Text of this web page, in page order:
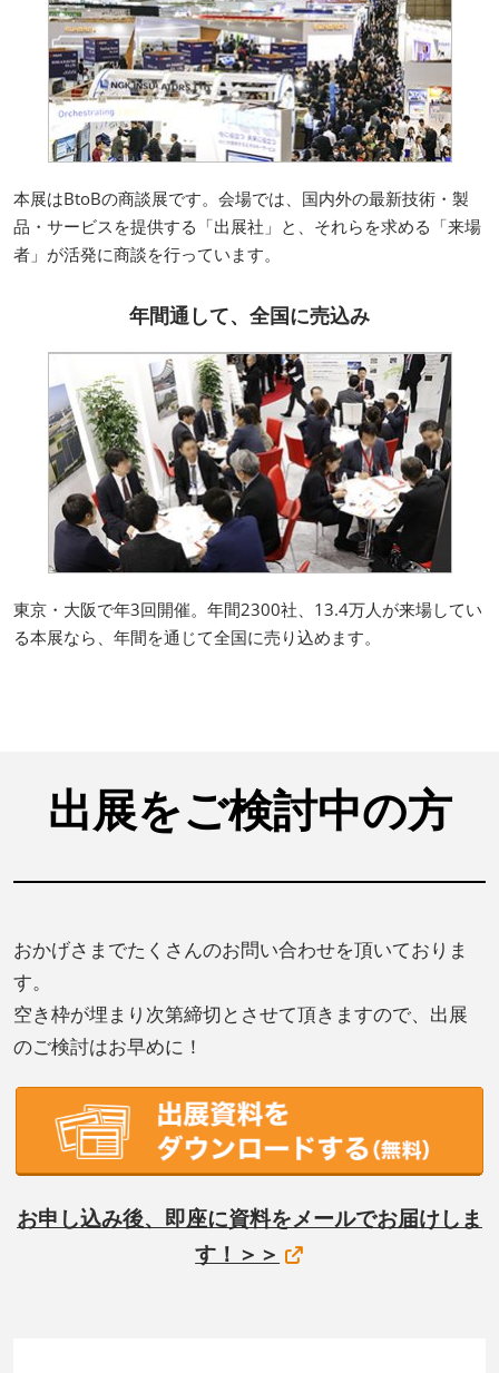
本展はBtoBの商談展です。会場では、国内外の最新技術・製
品・サービスを提供する「出展社」と、それらを求める「来場
者」が活発に商談を行っています。
年間通して、全国に売込み
東京・大阪で年3回開催。年間2300社、13.4万人が来場してい
る本展なら、年間を通じて全国に売り込めます。
出展をご検討中の方
おかげさまでたくさんのお問い合わせを頂いておりま
す。
空き枠が埋まり次第締切とさせて頂きますので、出展
のご検討はお早めに！
お申し込み後、即座に資料をメールでお届けしま
す！＞＞